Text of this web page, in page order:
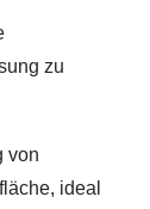
zu
von
ideal